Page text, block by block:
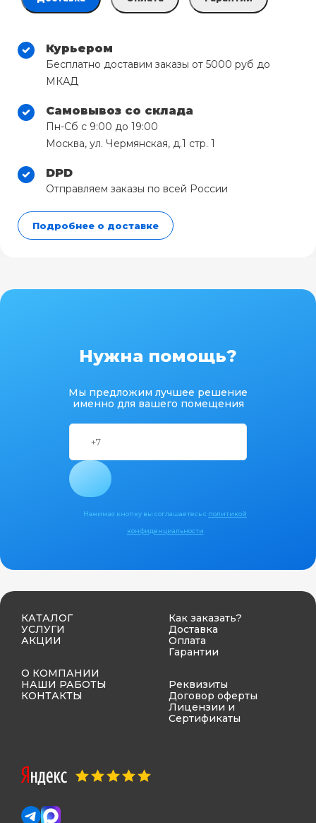
Курьером
Бесплатно доставим заказы от 5000 руб до
МКАД
Самовывоз со склада
Пн-Сб с 9:00 до 19:00
Москва, ул. Чермянская, д.1 стр. 1
DPD
Отправляем заказы по всей России
Подробнее о доставке
Нужна помощь?
Мы предложим лучшее решение
именно для вашего помещения
Нажимая кнопку вы соглашаетесь с политикой
конфиденциальности
КАТАЛОГ
УСЛУГИ
АКЦИИ
О КОМПАНИИ
НАШИ РАБОТЫ
КОНТАКТЫ
Как заказать?
Доставка
Оплата
Гарантии
Реквизиты
Договор оферты
Лицензии и
Сертификаты